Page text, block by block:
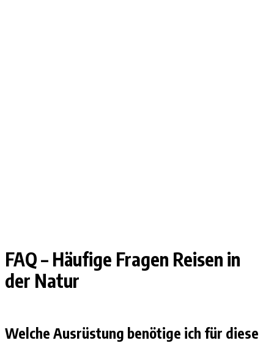
FAQ – Häufige Fragen Reisen in
der Natur
Welche Ausrüstung benötige ich für diese